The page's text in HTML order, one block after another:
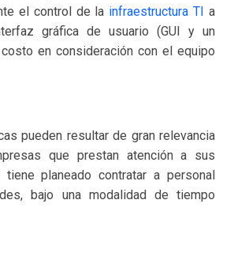
el control de la infraestructura TI a
gráfica de usuario (GUI y un
en consideración con el equipo
pueden resultar de gran relevancia
que prestan atención a sus
planeado contratar a personal
bajo una modalidad de tiempo